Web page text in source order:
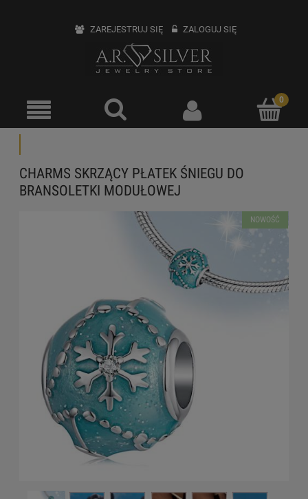
ZAREJESTRUJ SIĘ ZALOGUJ SIĘ
CHARMS SKRZĄCY PŁATEK ŚNIEGU DO
BRANSOLETKI MODUŁOWEJ
NOWOŚĆ